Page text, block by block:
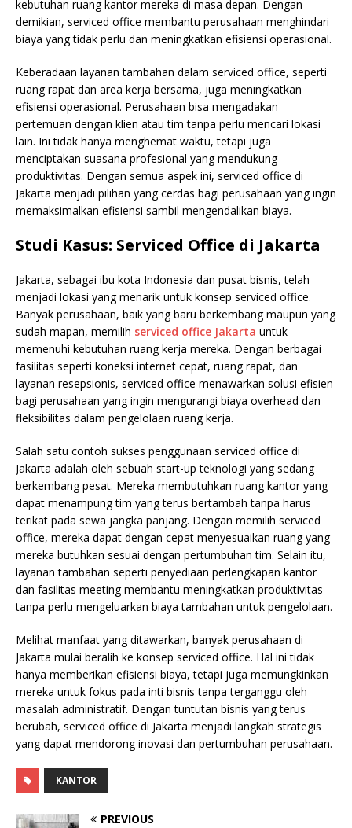
kebutuhan ruang kantor mereka di masa depan. Dengan
demikian, serviced office membantu perusahaan menghindari
biaya yang tidak perlu dan meningkatkan efisiensi operasional.
Keberadaan layanan tambahan dalam serviced office, seperti
ruang rapat dan area kerja bersama, juga meningkatkan
efisiensi operasional. Perusahaan bisa mengadakan
pertemuan dengan klien atau tim tanpa perlu mencari lokasi
lain. Ini tidak hanya menghemat waktu, tetapi juga
menciptakan suasana profesional yang mendukung
produktivitas. Dengan semua aspek ini, serviced office di
Jakarta menjadi pilihan yang cerdas bagi perusahaan yang ingin
memaksimalkan efisiensi sambil mengendalikan biaya.
Studi Kasus: Serviced Office di Jakarta
Jakarta, sebagai ibu kota Indonesia dan pusat bisnis, telah
menjadi lokasi yang menarik untuk konsep serviced office.
Banyak perusahaan, baik yang baru berkembang maupun yang
sudah mapan, memilih serviced office Jakarta untuk
memenuhi kebutuhan ruang kerja mereka. Dengan berbagai
fasilitas seperti koneksi internet cepat, ruang rapat, dan
layanan resepsionis, serviced office menawarkan solusi efisien
bagi perusahaan yang ingin mengurangi biaya overhead dan
fleksibilitas dalam pengelolaan ruang kerja.
Salah satu contoh sukses penggunaan serviced office di
Jakarta adalah oleh sebuah start-up teknologi yang sedang
berkembang pesat. Mereka membutuhkan ruang kantor yang
dapat menampung tim yang terus bertambah tanpa harus
terikat pada sewa jangka panjang. Dengan memilih serviced
office, mereka dapat dengan cepat menyesuaikan ruang yang
mereka butuhkan sesuai dengan pertumbuhan tim. Selain itu,
layanan tambahan seperti penyediaan perlengkapan kantor
dan fasilitas meeting membantu meningkatkan produktivitas
tanpa perlu mengeluarkan biaya tambahan untuk pengelolaan.
Melihat manfaat yang ditawarkan, banyak perusahaan di
Jakarta mulai beralih ke konsep serviced office. Hal ini tidak
hanya memberikan efisiensi biaya, tetapi juga memungkinkan
mereka untuk fokus pada inti bisnis tanpa terganggu oleh
masalah administratif. Dengan tuntutan bisnis yang terus
berubah, serviced office di Jakarta menjadi langkah strategis
yang dapat mendorong inovasi dan pertumbuhan perusahaan.
KANTOR
PREVIOUS